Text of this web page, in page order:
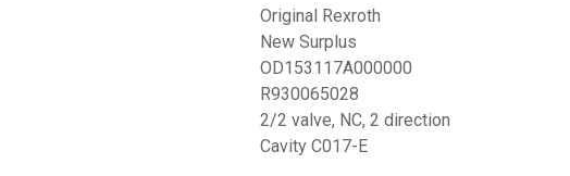
Original Rexroth
New Surplus
OD153117A000000
R930065028
2/2 valve, NC, 2 direction
Cavity C017-E